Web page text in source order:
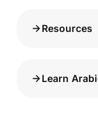
Resources
Learn